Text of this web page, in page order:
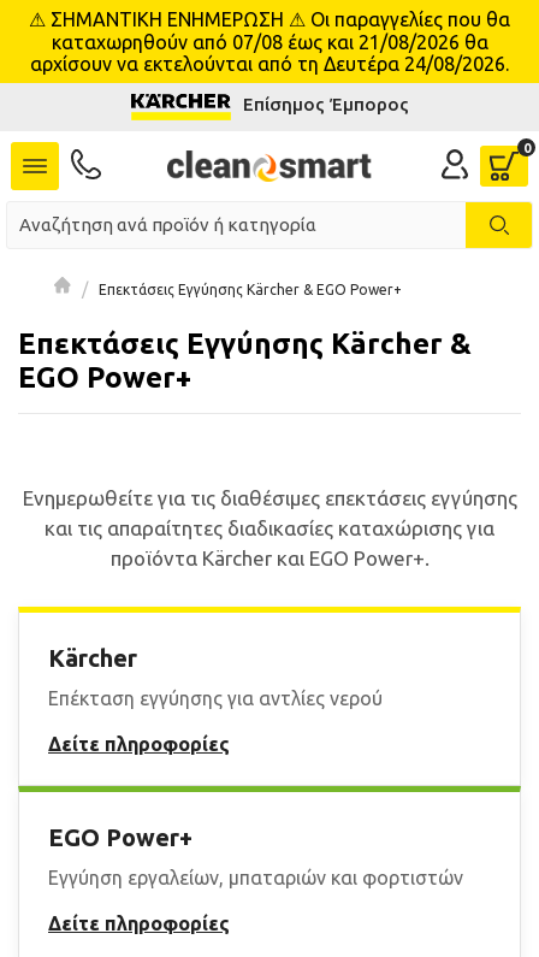
menu
⚠ ΣΗΜΑΝΤΙΚΗ ΕΝΗΜΕΡΩΣΗ ⚠ Οι παραγγελίες που θα
καταχωρηθούν από 07/08 έως και 21/08/2026 θα
αρχίσουν να εκτελούνται από τη Δευτέρα 24/08/2026.
Επίσημος Έμπορος
Επεκτάσεις Εγγύησης Kärcher & EGO Power+
Επεκτάσεις Εγγύησης Kärcher &
EGO Power+
Ενημερωθείτε για τις διαθέσιμες επεκτάσεις εγγύησης
και τις απαραίτητες διαδικασίες καταχώρισης για
προϊόντα Kärcher και EGO Power+.
Kärcher
Επέκταση εγγύησης για αντλίες νερού
Δείτε πληροφορίες
EGO Power+
Εγγύηση εργαλείων, μπαταριών και φορτιστών
Δείτε πληροφορίες